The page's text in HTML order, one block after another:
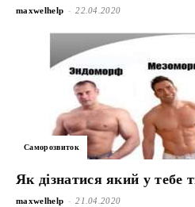
maxwelhelp - 22.04.2020
Саморозвиток
Як дізнатися який у тебе
maxwelhelp - 21.04.2020